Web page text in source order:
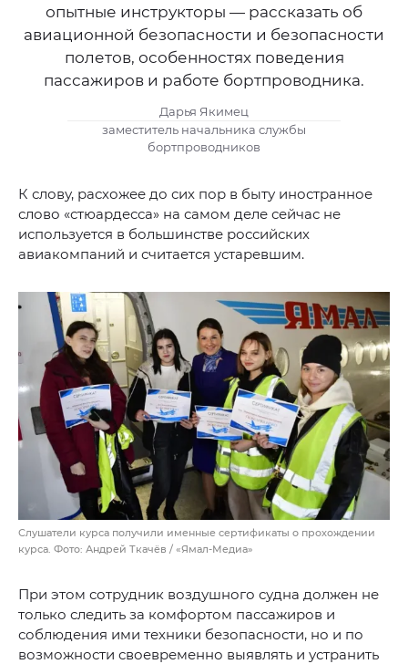
опытные инструкторы — рассказать об
авиационной безопасности и безопасности
полетов, особенностях поведения
пассажиров и работе бортпроводника.
Дарья Якимец
заместитель начальника службы
бортпроводников
К слову, расхожее до сих пор в быту иностранное
слово «стюардесса» на самом деле сейчас не
используется в большинстве российских
авиакомпаний и считается устаревшим.
Слушатели курса получили именные сертификаты о прохождении
курса. Фото: Андрей Ткачёв / «Ямал-Медиа»
При этом сотрудник воздушного судна должен не
только следить за комфортом пассажиров и
соблюдения ими техники безопасности, но и по
возможности своевременно выявлять и устранить